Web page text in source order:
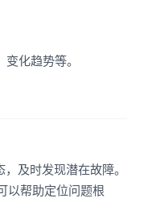
化趋势等。
及时发现潜在故障。
以帮助定位问题根